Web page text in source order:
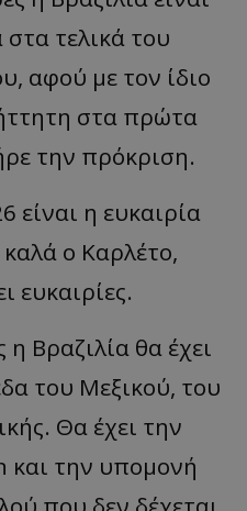
τελικά του
αφού με τον ίδιο
στα πρώτα
την πρόκριση.
είναι η ευκαιρία
καλά ο Καρλέτο,
ευκαιρίες.
Βραζιλία θα έχει
του Μεξικού, του
Θα έχει την
και την υπομονή